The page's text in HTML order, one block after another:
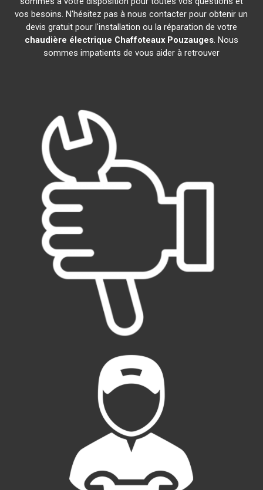
vos besoins. N'hésitez pas à nous contacter pour obtenir un
devis gratuit pour l'installation ou la réparation de votre
chaudière électrique Chaffoteaux Pouzauges. Nous
sommes impatients de vous aider à retrouver